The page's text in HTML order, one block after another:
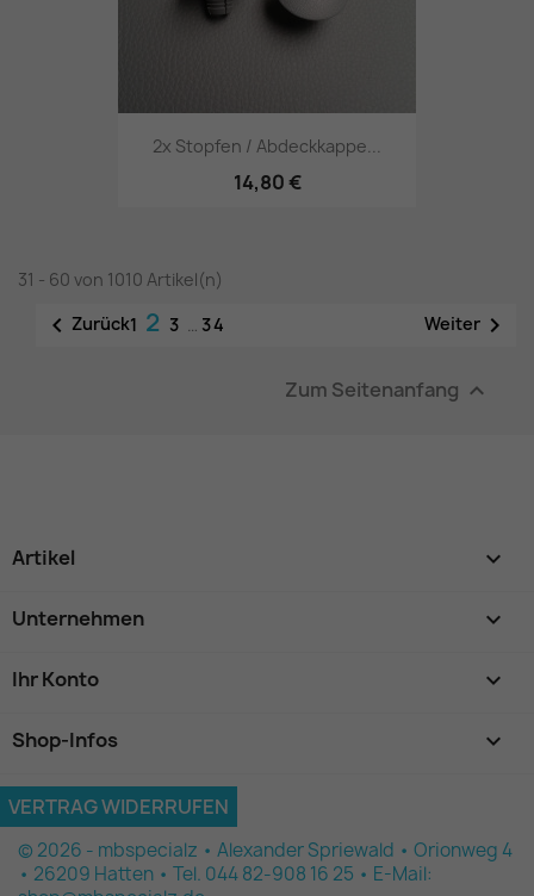
2x Stopfen / Abdeckkappe...
14,80 €
31 - 60 von 1010 Artikel(n)
 Zurück1 2 3 … 34 Weiter 
Zum Seitenanfang 
Artikel 
Unternehmen 
Ihr Konto 
Shop-Infos keyboard_arrow_down
VERTRAG WIDERRUFEN
© 2026 - mbspecialz • Alexander Spriewald • Orionweg 4
• 26209 Hatten • Tel. 044 82-908 16 25 • E-Mail: